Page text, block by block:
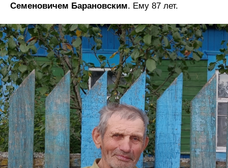
Семеновичем Барановским. Ему 87 лет.